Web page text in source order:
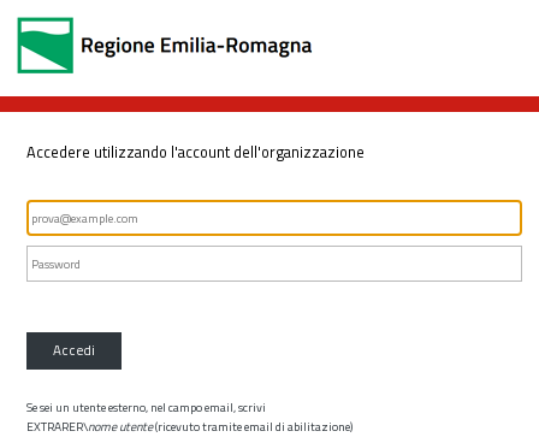
Accedere utilizzando l'account dell'organizzazione
Accedi
Se sei un utente esterno, nel campo email, scrivi
EXTRARER\nome utente(ricevuto tramite email di abilitazione)